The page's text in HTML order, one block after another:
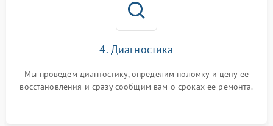
4. Диагностика
Мы проведем диагностику, определим поломку и цену ее
восстановления и сразу сообщим вам о сроках ее ремонта.